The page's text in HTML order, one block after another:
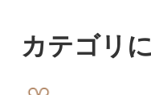
カテゴリ